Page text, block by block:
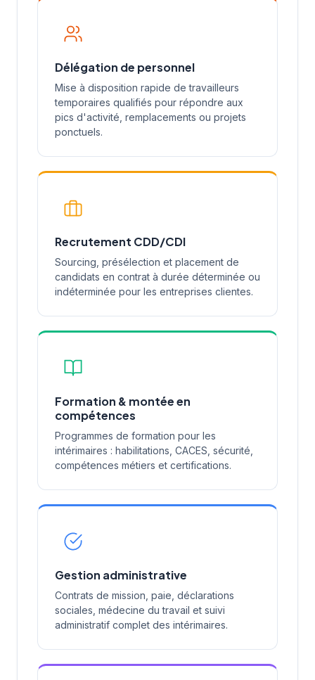
Délégation de personnel
Mise à disposition rapide de travailleurs
temporaires qualifiés pour répondre aux
pics d'activité, remplacements ou projets
ponctuels.
Recrutement CDD/CDI
Sourcing, présélection et placement de
candidats en contrat à durée déterminée ou
indéterminée pour les entreprises clientes.
Formation & montée en
compétences
Programmes de formation pour les
intérimaires : habilitations, CACES, sécurité,
compétences métiers et certifications.
Gestion administrative
Contrats de mission, paie, déclarations
sociales, médecine du travail et suivi
administratif complet des intérimaires.